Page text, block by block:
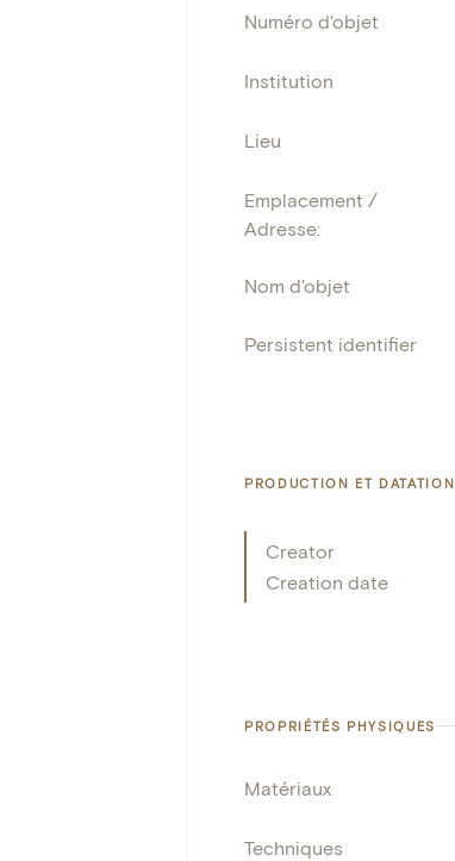
Numéro d'objet
Institution
Lieu
Emplacement /
Adresse:
Nom d'objet
Persistent identifier
PRODUCTION ET DATATION
Creator
Creation date
PROPRIÉTÉS PHYSIQUES
Matériaux
Techniques